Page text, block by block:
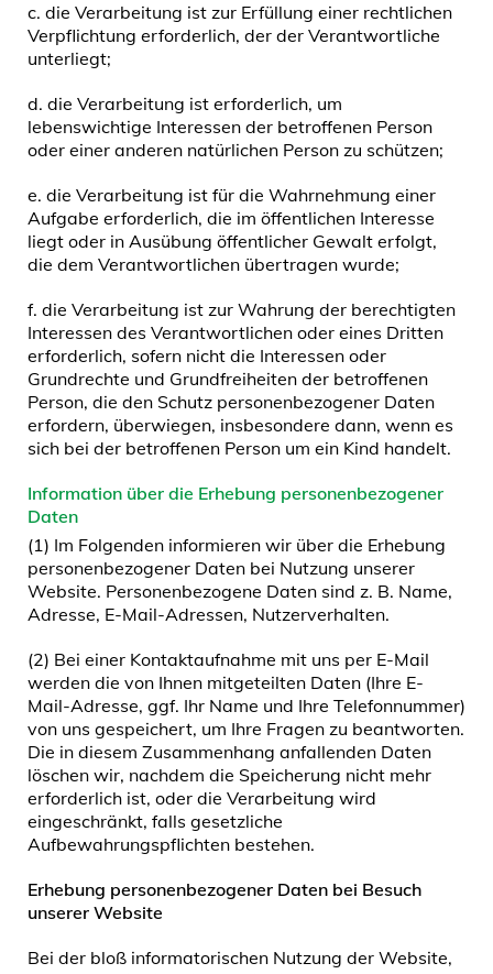
c. die Verarbeitung ist zur Erfüllung einer rechtlichen
Verpflichtung erforderlich, der der Verantwortliche
unterliegt;
d. die Verarbeitung ist erforderlich, um
lebenswichtige Interessen der betroffenen Person
oder einer anderen natürlichen Person zu schützen;
e. die Verarbeitung ist für die Wahrnehmung einer
Aufgabe erforderlich, die im öffentlichen Interesse
liegt oder in Ausübung öffentlicher Gewalt erfolgt,
die dem Verantwortlichen übertragen wurde;
f. die Verarbeitung ist zur Wahrung der berechtigten
Interessen des Verantwortlichen oder eines Dritten
erforderlich, sofern nicht die Interessen oder
Grundrechte und Grundfreiheiten der betroffenen
Person, die den Schutz personenbezogener Daten
erfordern, überwiegen, insbesondere dann, wenn es
sich bei der betroffenen Person um ein Kind handelt.
Information über die Erhebung personenbezogener
Daten
(1) Im Folgenden informieren wir über die Erhebung
personenbezogener Daten bei Nutzung unserer
Website. Personenbezogene Daten sind z. B. Name,
Adresse, E-Mail-Adressen, Nutzerverhalten.
(2) Bei einer Kontaktaufnahme mit uns per E-Mail
werden die von Ihnen mitgeteilten Daten (Ihre E-
Mail-Adresse, ggf. Ihr Name und Ihre Telefonnummer)
von uns gespeichert, um Ihre Fragen zu beantworten.
Die in diesem Zusammenhang anfallenden Daten
löschen wir, nachdem die Speicherung nicht mehr
erforderlich ist, oder die Verarbeitung wird
eingeschränkt, falls gesetzliche
Aufbewahrungspflichten bestehen.
Erhebung personenbezogener Daten bei Besuch
unserer Website
Bei der bloß informatorischen Nutzung der Website,